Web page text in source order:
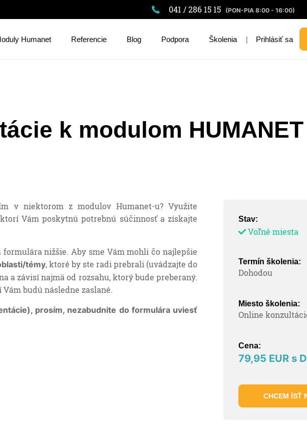
041 / 286 15 15 (PON-PIA 8:00 - 16:00)
Humanet Referencie Blog Podpora Školenia | Prihlásiť sa
k modulom HUMANET
v niektorom z modulov Humanet-u? Využite
Vám poskytnú potrebnú súčinnosť a získajte
nižšie. Aby sme Vám mohli čo najlepšie
témy, ktoré by ste radi prebrali (uvádzajte do
a závisí najmä od rozsahu, ktorý bude preberaný.
budú následne zaslané.
prosím, nezabudnite do formulára uviesť
Stav:
Voľné miesta
Termín školenia:
Dohodou
Miesto školenia:
Online
Cena:
79,95 EUR s
CHCEM ÍSŤ